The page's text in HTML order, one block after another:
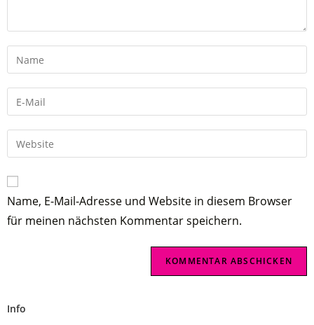
Name, E-Mail-Adresse und Website in diesem Browser
für meinen nächsten Kommentar speichern.
Info